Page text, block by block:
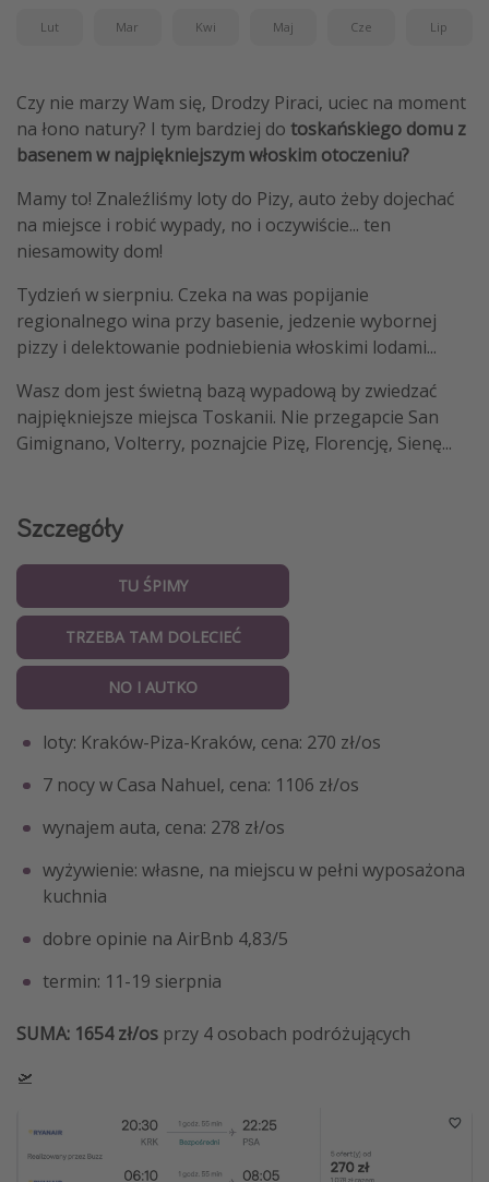
Lut Mar Kwi Maj Cze Lip
Czy nie marzy Wam się, Drodzy Piraci, uciec na moment
na łono natury? I tym bardziej do toskańskiego domu z
basenem w najpiękniejszym włoskim otoczeniu?
Mamy to! Znaleźliśmy loty do Pizy, auto żeby dojechać
na miejsce i robić wypady, no i oczywiście... ten
niesamowity dom!
Tydzień w sierpniu. Czeka na was popijanie
regionalnego wina przy basenie, jedzenie wybornej
pizzy i delektowanie podniebienia włoskimi lodami...
Wasz dom jest świetną bazą wypadową by zwiedzać
najpiękniejsze miejsca Toskanii. Nie przegapcie San
Gimignano, Volterry, poznajcie Pizę, Florencję, Sienę...
Szczegóły
TU ŚPIMY
TRZEBA TAM DOLECIEĆ
NO I AUTKO
loty: Kraków-Piza-Kraków, cena: 270 zł/os
7 nocy w Casa Nahuel, cena: 1106 zł/os
wynajem auta, cena: 278 zł/os
wyżywienie: własne, na miejscu w pełni wyposażona
kuchnia
dobre opinie na AirBnb 4,83/5
termin: 11-19 sierpnia
SUMA: 1654 zł/os przy 4 osobach podróżujących
🛫